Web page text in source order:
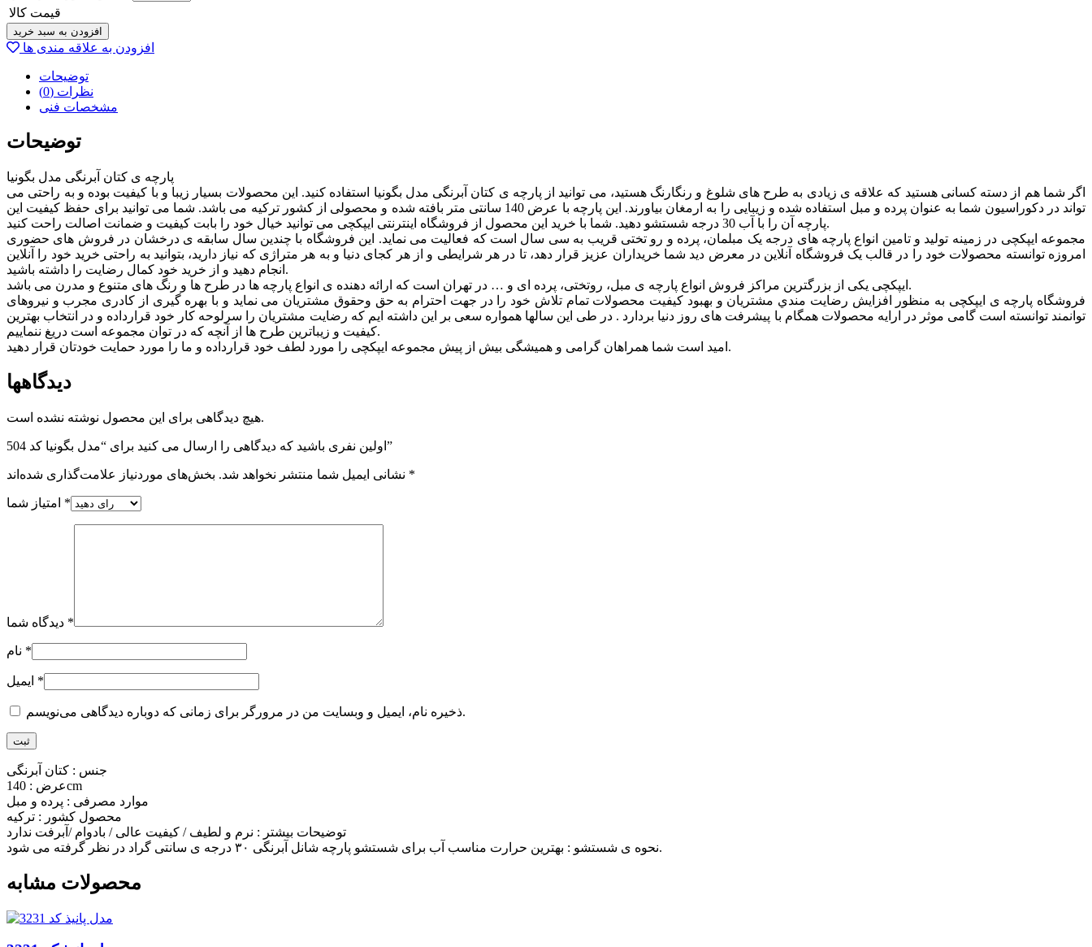
قیمت کالا
افزودن به سبد خرید
افزودن به علاقه مندی ها
توضیحات
نظرات (0)
مشخصات فنی
توضیحات
پارچه ی کتان آبرنگی مدل بگونیا
اگر شما هم از دسته کسانی هستید که علاقه ی زیادی به طرح های شلوغ و رنگارنگ هستید، می توانید از پارچه ی کتان آبرنگی مدل بگونیا استفاده کنید. این محصولات بسیار زیبا و با کیفیت بوده و به راحتی می
تواند در دکوراسیون شما به عنوان پرده و مبل استفاده شده و زیبایی را به ارمغان بیاورند. این پارچه با عرض 140 سانتی متر بافته شده و محصولی از کشور ترکیه می باشد. شما می توانید برای حفظ کیفیت این
پارچه آن را با آب 30 درجه شستشو دهید. شما با خرید این محصول از فروشگاه اینترنتی ایپکچی می توانید خیال خود را بابت کیفیت و ضمانت اصالت راحت کنید.
مجموعه ایپکچی در زمینه تولید و تامین انواع پارچه های درجه یک مبلمان، پرده و رو تختی قریب به سی سال است که فعالیت می نماید. این فروشگاه با چندین سال سابقه ی درخشان در فروش های حضوری
امروزه توانسته محصولات خود را در قالب یک فروشگاه آنلاین در معرض دید شما خریداران عزیز قرار دهد، تا در هر شرایطی و از هر کجای دنیا و به هر متراژی که نیاز دارید، بتوانید به راحتی خرید خود را آنلاین
انجام دهید و از خرید خود کمال رضایت را داشته باشید.
ایپکچی یکی از بزرگترین مراکز فروش انواع پارچه ی مبل، روتختی، پرده ای و … در تهران است که ارائه دهنده ی انواع پارچه ها در طرح ها و رنگ های متنوع و مدرن می باشد.
فروشگاه پارچه ی ایپکچی به منظور افزايش رضايت مندي مشتريان و بهبود کيفيت محصولات تمام تلاش خود را در جهت احترام به حق وحقوق مشتريان می نماید و با بهره گیری از کادری مجرب و نیروهای
توانمند توانسته است گامی موثر در ارايه محصولات همگام با پیشرفت های روز دنیا بردارد . در طی این سالها همواره سعی بر این داشته ایم که رضایت مشتریان را سرلوحه کار خود قرارداده و در انتخاب بهترین
کیفیت و زیباترین طرح ها از آنچه که در توان مجموعه است دریغ ننماییم.
امید است شما همراهان گرامی و همیشگی بیش از پیش مجموعه ایپکچی را مورد لطف خود قرارداده و ما را مورد حمایت خودتان قرار دهید.
دیدگاهها
هیچ دیدگاهی برای این محصول نوشته نشده است.
اولین نفری باشید که دیدگاهی را ارسال می کنید برای “مدل بگونیا کد 504”
نشانی ایمیل شما منتشر نخواهد شد. *
*
*
*
*
ذخیره نام، ایمیل و وبسایت من در مرورگر برای زمانی که دوباره دیدگاهی می‌نویسم.
جنس : کتان آبرنگی
عرض : 140cm
موارد مصرفی : پرده و مبل
محصول کشور : ترکیه
توضیحات بیشتر : نرم و لطیف / کیفیت عالی / بادوام /آبرفت ندارد
نحوه ی شستشو : بهترین حرارت مناسب آب برای شستشو پارچه شانل آبرنگی ۳۰ درجه ی سانتی گراد در نظر گرفته می شود.
محصولات مشابه